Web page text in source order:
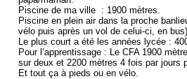
Piscine de ma ville : 1900 mètres.
Piscine en plein air dans la proche
vélo puis après un vol de celui-ci, en bus)
Le plus court a été les années lycée :
Pour l’apprentissage : Le CFA 1900
sur deux et 2200 mètres 4 fois par jours
Et tout ça à pieds ou en vélo.